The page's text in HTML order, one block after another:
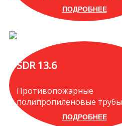
ПОДРОБНЕЕ
SDR 13.6
Противопожарные
полипропиленовые трубы
ПОДРОБНЕЕ